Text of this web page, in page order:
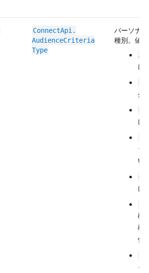
ConnectApi.​
AudienceCriteria​
Type
パーソナ
種別。値
に
条
に
ジ
い
に
権
権
件
イ